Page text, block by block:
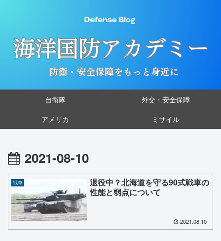
自衛隊
外交・安全保障
アメリカ
ミサイル
2021-08-10
戦車
退役中？北海道を守る90式戦車の
性能と弱点について
2021.08.10